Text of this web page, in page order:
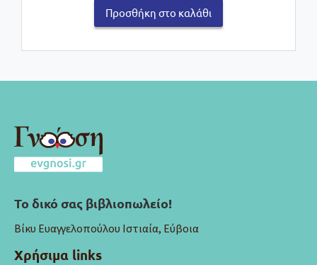
Προσθήκη στο καλάθι
Το δικό σας βιβλιοπωλείο!
Βίκυ Ευαγγελοπούλου Ιστιαία, Εύβοια
Χρήσιμα links